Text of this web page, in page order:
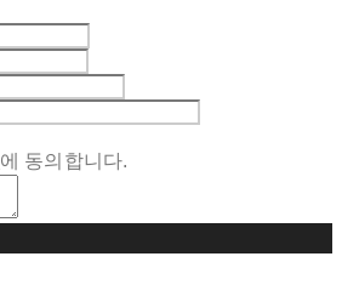
에 동의합니다.